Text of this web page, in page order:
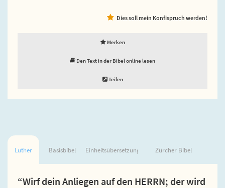
Dies soll mein Konfispruch werden!
Merken
Den Text in der Bibel online lesen
Teilen
Luther Basisbibel Einheitsübersetzung Zürcher Bibel
“Wirf dein Anliegen auf den HERRN; der wird